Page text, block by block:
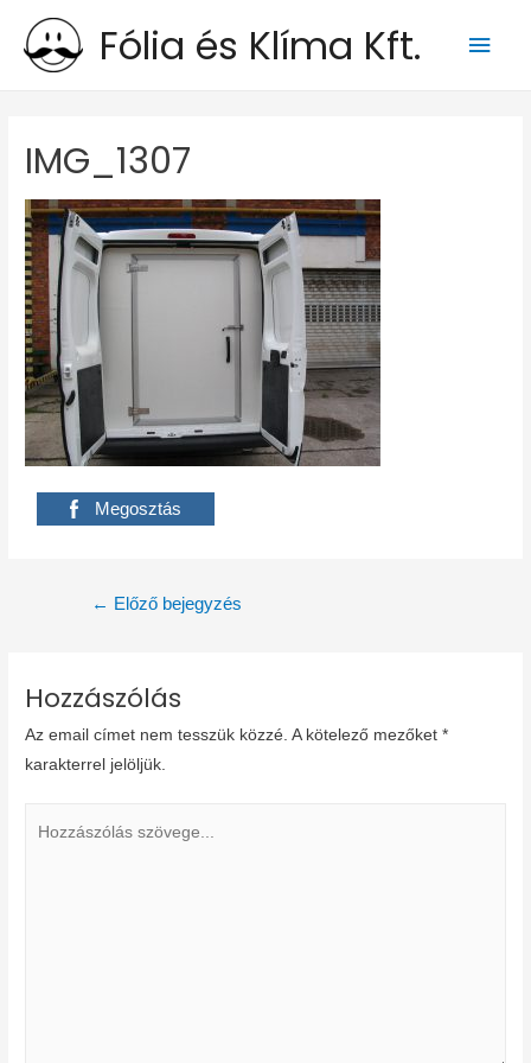
Fólia és Klíma Kft.
Main
IMG_1307
Megosztás
Bejegyzés
← Előző bejegyzés
Hozzászólás
Az email címet nem tesszük közzé. A kötelező mezőket*
karakterrel jelöljük.